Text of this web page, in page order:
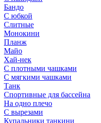
Бандо
С юбкой
Слитные
Монокини
Планж
Майо
Хай-нек
С плотными чашками
С мягкими чашками
Танк
Спортивные для бассейна
На одно плечо
С вырезами
Купальники танкини